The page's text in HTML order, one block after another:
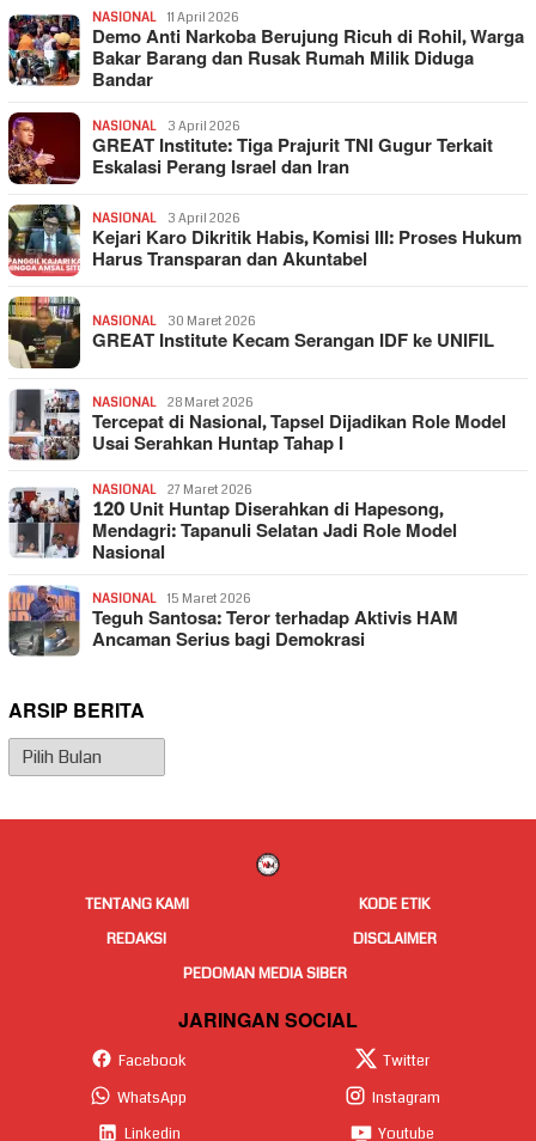
NASIONAL 11 April 2026
Demo Anti Narkoba Berujung Ricuh di Rohil, Warga
Bakar Barang dan Rusak Rumah Milik Diduga
Bandar
NASIONAL 3 April 2026
GREAT Institute: Tiga Prajurit TNI Gugur Terkait
Eskalasi Perang Israel dan Iran
NASIONAL 3 April 2026
Kejari Karo Dikritik Habis, Komisi III: Proses Hukum
Harus Transparan dan Akuntabel
NASIONAL 30 Maret 2026
GREAT Institute Kecam Serangan IDF ke UNIFIL
NASIONAL 28 Maret 2026
Tercepat di Nasional, Tapsel Dijadikan Role Model
Usai Serahkan Huntap Tahap I
NASIONAL 27 Maret 2026
120 Unit Huntap Diserahkan di Hapesong,
Mendagri: Tapanuli Selatan Jadi Role Model
Nasional
NASIONAL 15 Maret 2026
Teguh Santosa: Teror terhadap Aktivis HAM
Ancaman Serius bagi Demokrasi
ARSIP BERITA
Arsip
Berita
TENTANG KAMI
KODE ETIK
REDAKSI
DISCLAIMER
PEDOMAN MEDIA SIBER
JARINGAN SOCIAL
Facebook
Twitter
WhatsApp
Instagram
Linkedin
Youtube